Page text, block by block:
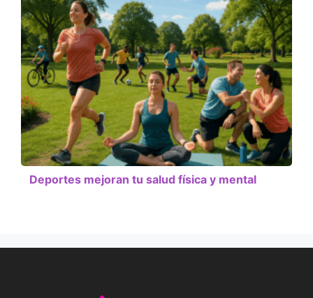
Deportes mejoran tu salud física y mental